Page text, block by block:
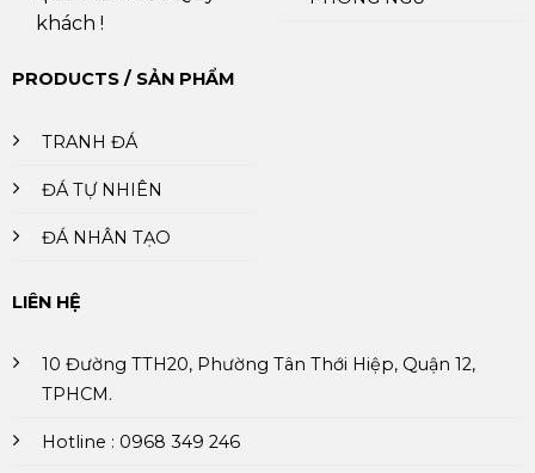
khách !
PRODUCTS / SẢN PHẨM
TRANH ĐÁ
ĐÁ TỰ NHIÊN
ĐÁ NHÂN TẠO
LIÊN HỆ
10 Đường TTH20, Phường Tân Thới Hiệp, Quận 12,
TPHCM.
Hotline : 0968 349 246